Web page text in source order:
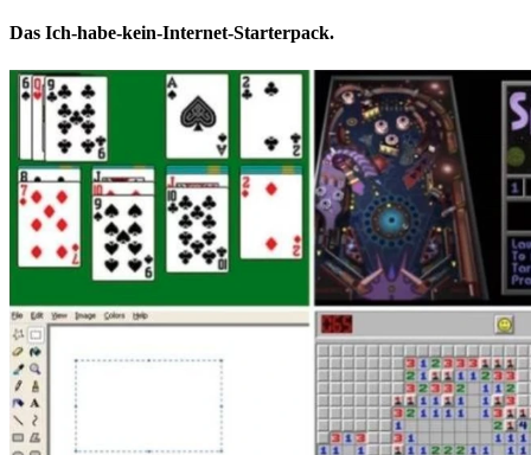
Das Ich-habe-kein-Internet-Starterpack.